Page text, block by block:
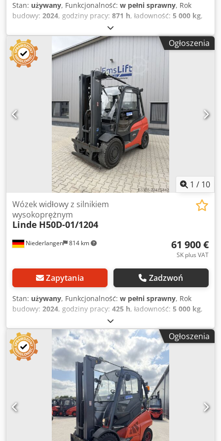
Stan: używany, Funkcjonalność: w pełni sprawny, Rok
budowy: 2024, godziny pracy: 871 h, ładowność: 5 000 kg,
4 760 mm
typ masztu:triplex, wysokość konstrukcyjna:2 580 mm,
typ napędu:
Diesel, Wózek widłowy z silnikiem
wysokoprężnym Djdpfx Aezpcc Dodkowa Typ masztu:
Triplex Stan: gotowy do użycia i w pełni funkcjonalny Stan
techniczny: bardzo dobry 3. zawór, 4. zawór, ogrzewanie,
filtr sadzy, pełna kabina,
Ogłoszenia
1 / 10
Niederlangen 814 km
Wózek widłowy z silnikiem
wysokoprężnym
Linde H50D-01/1204
61 900 €
SK plus VAT
Zapytania Zadzwoń
Stan: używany, Funkcjonalność: w pełni sprawny, Rok
budowy: 2024, godziny pracy: 425 h, ładowność: 5 000 kg,
4 760 mm
typ masztu:triplex, wysokość konstrukcyjna:2 580 mm,
typ napędu: Diesel, Wózek widłowy z silnikiem
wysokoprężnym Typ masztu: Triplex Stan: gotowy do użycia
i w pełni funkcjonalny Stan techniczny: bardzo dobry
Dsdpozpccwjfx Adkowa 3. zawór, 4. zawór, ogrzewanie, filtr
sadzy, pełna kabina,
Ogłoszenia